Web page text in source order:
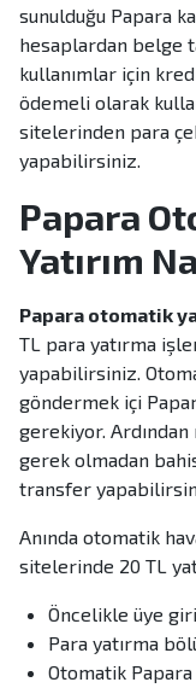
sunulduğu Papara
hesaplardan belge
kullanımlar için
ödemeli olarak
sitelerinden para
yapabilirsiniz.
Papara
Yatırım
Papara otomatik
TL para yatırma
yapabilirsiniz.
göndermek içi
gerekiyor.
gerek olmadan
transfer
Anında otomatik
sitelerinde 20 TL
Öncelikle üye
Para yatırma
Otomatik Papara